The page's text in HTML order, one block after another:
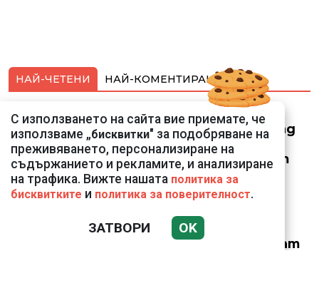
НАЙ-ЧЕТЕНИ НАЙ-КОМЕНТИРАНИ
Смарт оферти с до
90% отстъпка за над
150 устройства от
Vivacom през август
Веригите пробутват
С използването на сайта вие приемате, че
използваме „бисквитки" за подобряване на
преживяването, персонализиране на
съдържанието и рекламите, и анализиране
на трафика. Вижте нашата политика за
бисквитките и политика за поверителност.
ЗАТВОРИ OK